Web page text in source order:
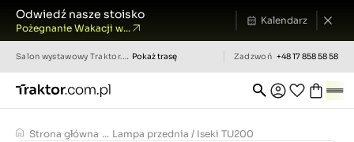
Odwiedź nasze stoisko
Pożegnanie Wakacji w...
Kalendarz
Salon wystawowy Traktor.com.pl Pokaż trasę Zadzwoń +48 17 858 58 58
Strona główna ... Lampa przednia / Iseki TU200